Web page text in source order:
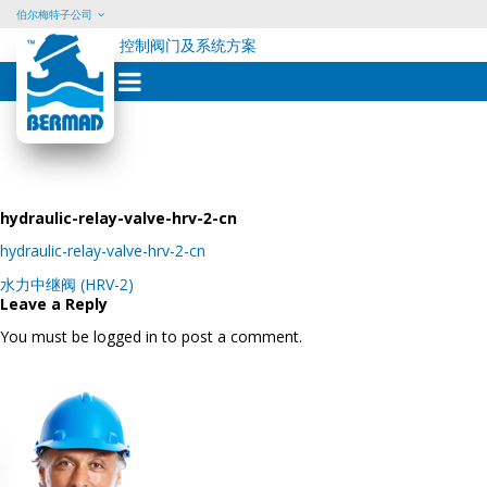
Skip
content
伯尔梅特子公司
控制阀门及系统方案
hydraulic-relay-valve-hrv-2-cn
hydraulic-relay-valve-hrv-2-cn
Post
navigation
水力中继阀 (HRV-2)
Leave a Reply
You must be logged in to post a comment.